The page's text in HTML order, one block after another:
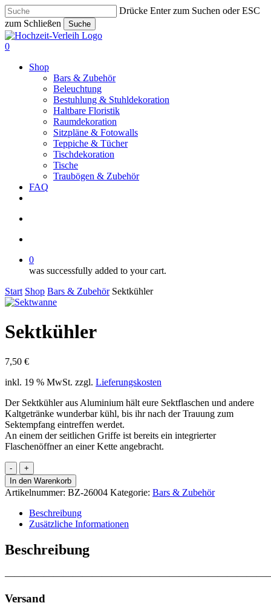
Skip
to
main
content
Drücke Enter zum Suchen oder ESC
zum Schließen
Suche
Close
Search
search
account
0
Shop
Bars & Zubehör
Beleuchtung
Bestuhlung & Stuhldekoration
Haltbare Floristik
Raumdekoration
Sitzpläne & Fotowalls
Teppiche & Tücher
Tischdekoration
Tische
Traubögen & Zubehör
FAQ
0
was successfully added to your cart.
Start Shop Bars & Zubehör Sektkühler
Sektkühler
7,50 €
inkl. 19 % MwSt. zzgl. Lieferungskosten
Der Sektkühler aus Aluminium hält eure Sektflaschen und andere
Kaltgetränke wunderbar kühl, bis ihr nach der Trauung zum
Sektempfang eintreffen werdet.
An einem der seitlichen Griffe ist bereits ein integrierter
Flaschenöffner an einer Kette angebracht.
Sektkühler
Menge
In den Warenkorb
Artikelnummer: BZ-26004 Kategorie: Bars & Zubehör
Beschreibung
Zusätzliche Informationen
Beschreibung
Versand